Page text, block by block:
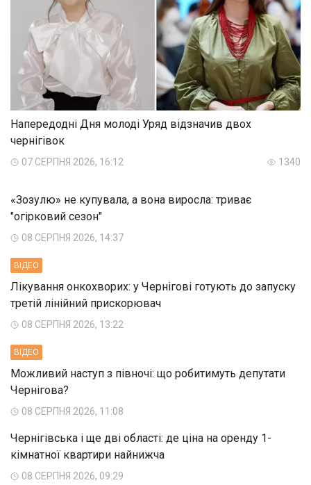
Напередодні Дня молоді Уряд відзначив двох
чернігівок
07 СЕРПНЯ 2026, 16:12 1340
«Зозулю» не купувала, а вона виросла: триває
"огірковий сезон"
08 СЕРПНЯ 2026, 14:37
ВIДЕО
Лікування онкохворих: у Чернігові готують до запуску
третій лінійний прискорювач
08 СЕРПНЯ 2026, 13:22
ВIДЕО
Можливий наступ з півночі: що робитимуть депутати
Чернігова?
08 СЕРПНЯ 2026, 11:08
Чернігівська і ще дві області: де ціна на оренду 1-
кімнатної квартири найнижча
08 СЕРПНЯ 2026, 09:29